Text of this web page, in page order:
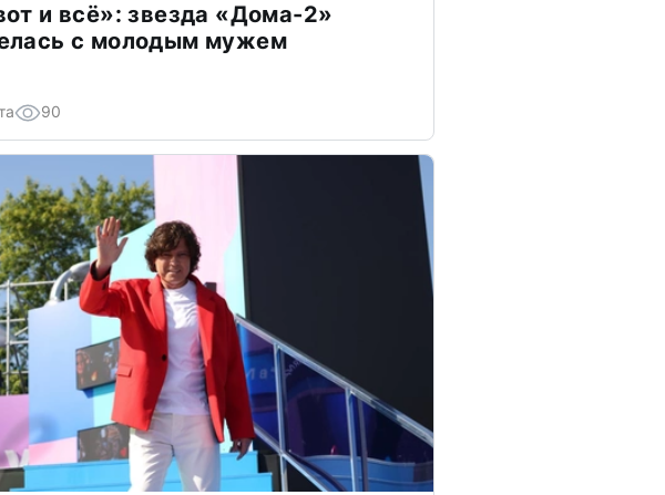
и всё»: звезда «Дома-2»
с молодым мужем
90